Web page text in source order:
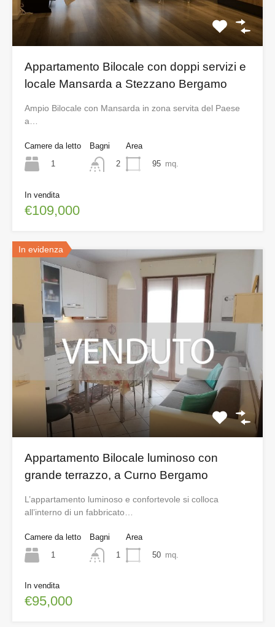
Appartamento Bilocale con doppi servizi e
locale Mansarda a Stezzano Bergamo
Ampio Bilocale con Mansarda in zona servita del Paese
a…
Camere da letto
1
Bagni
2
Area
95 mq.
In vendita
€109,000
In evidenza
Appartamento Bilocale luminoso con
grande terrazzo, a Curno Bergamo
L’appartamento luminoso e confortevole si colloca
all’interno di un fabbricato…
Camere da letto
1
Bagni
1
Area
50 mq.
In vendita
€95,000